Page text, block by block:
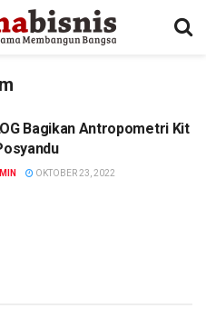
Bagikan Antropometri Kit
OKTOBER 23, 2022